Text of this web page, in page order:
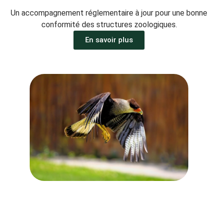
Un accompagnement réglementaire à jour pour une bonne
conformité des structures zoologiques.
En savoir plus